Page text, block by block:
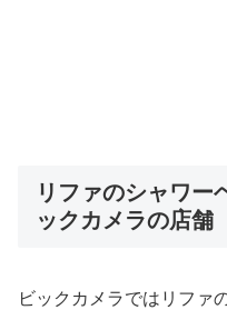
リファのシャワー
ックカメラの店舗
ビックカメラではリファ